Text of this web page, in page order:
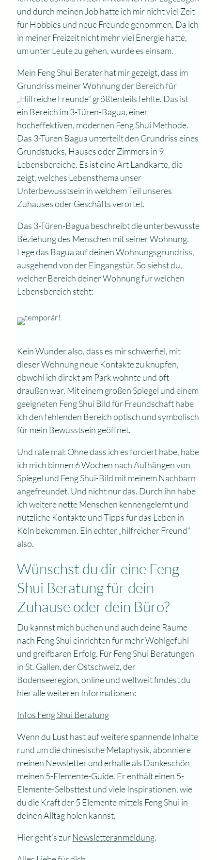
und durch meinen Job hatte ich mir nicht viel Zeit
für Hobbies und neue Freunde genommen. Da ich
in meiner Freizeit nicht mehr viel Energie hatte,
um unter Leute zu gehen, wurde es einsam.
Mein Feng Shui Berater hat mir gezeigt, dass im
Grundriss meiner Wohnung der Bereich für
„Hilfreiche Freunde“ größtenteils fehlte. Das ist
ein Bereich im 3-Türen-Bagua, einer
hocheffektiven, modernen Feng Shui Methode.
Das 3-Türen Bagua unterteilt den Grundriss eines
Grundstücks, Hauses oder Zimmers in 9
Lebensbereiche. Es ist eine Art Landkarte, die
zeigt, welches Lebensthema unser
Unterbewusstsein in welchem Teil unseres
Zuhauses oder Geschäfts verortet.
Das 3-Türen-Bagua beschreibt die unterbewusste
Beziehung des Menschen mit seiner Wohnung.
Lege das Bagua auf deinen Wohnungsgrundriss,
ausgehend von der Eingangstür. So siehst du,
welcher Bereich deiner Wohnung für welchen
Lebensbereich steht:
Kein Wunder also, dass es mir schwerfiel, mit
dieser Wohnung neue Kontakte zu knüpfen,
obwohl ich direkt am Park wohnte und oft
draußen war. Mit einem großen Spiegel und einem
geeigneten Feng Shui Bild für Freundschaft habe
ich den fehlenden Bereich optisch und symbolisch
für mein Bewusstsein geöffnet.
Und rate mal: Ohne dass ich es forciert habe, habe
ich mich binnen 6 Wochen nach Aufhängen von
Spiegel und Feng Shui-Bild mit meinem Nachbarn
angefreundet. Und nicht nur das. Durch ihn habe
ich weitere nette Menschen kennengelernt und
nützliche Kontakte und Tipps für das Leben in
Köln bekommen. Ein echter „hilfreicher Freund“
also.
Wünschst du dir eine Feng
Shui Beratung für dein
Zuhause oder dein Büro?
Du kannst mich buchen und auch deine Räume
nach Feng Shui einrichten für mehr Wohlgefühl
und greifbaren Erfolg. Für Feng Shui Beratungen
in St. Gallen, der Ostschweiz, der
Bodenseeregion, online und weltweit findest du
hier alle weiteren Informationen:
Infos Feng Shui Beratung
Wenn du Lust hast auf weitere spannende Inhalte
rund um die chinesische Metaphysik, abonniere
meinen Newsletter und erhalte als Dankeschön
meinen 5-Elemente-Guide. Er enthält einen 5-
Elemente-Selbsttest und viele Inspirationen, wie
du die Kraft der 5 Elemente mittels Feng Shui in
deinen Alltag holen kannst.
Hier geht’s zurNewsletteranmeldung.